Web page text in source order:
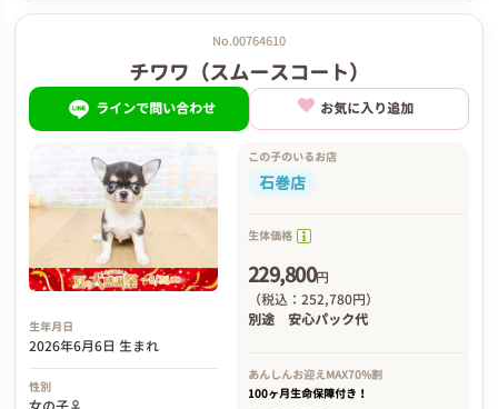
No.00764610
チワワ（スムースコート）
ラインで問い合わせ お気に入り追加
生年月日
2026年6月6日 生まれ
性別
この子のいるお店
石巻店
生体価格
229,800円
（税込：252,780円）
別途 安心パック代
あんしんお迎えMAX70%割
100ヶ月生命保障付き！